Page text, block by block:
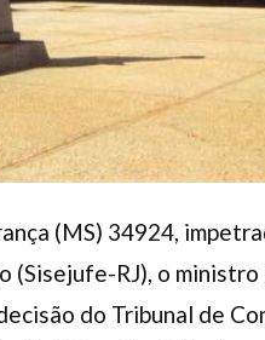
(MS) 34924,
(Sisejufe-RJ), o
do Tribunal de